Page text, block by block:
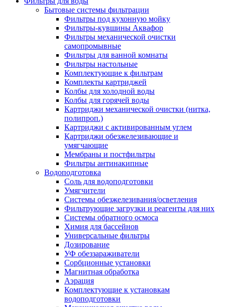
Бытовые системы фильтрации
Фильтры под кухонную мойку
Фильтры-кувшины Аквафор
Фильтры механической очистки
самопромывные
Фильтры для ванной комнаты
Фильтры настольные
Комплектующие к фильтрам
Комплекты картриджей
Колбы для холодной воды
Колбы для горячей воды
Картриджи механической очистки (нитка,
полипроп.)
Картриджи с активированным углем
Картриджи обезжелезивающие и
умягчающие
Мембраны и постфильтры
Фильтры антинакипные
Водоподготовка
Соль для водоподготовки
Умягчители
Системы обезжелезивания/осветления
Фильтрующие загрузки и реагенты для них
Системы обратного осмоса
Химия для бассейнов
Универсальные фильтры
Дозирование
УФ обеззараживатели
Сорбционные установки
Магнитная обработка
Аэрация
Комплектующие к установкам
водоподготовки